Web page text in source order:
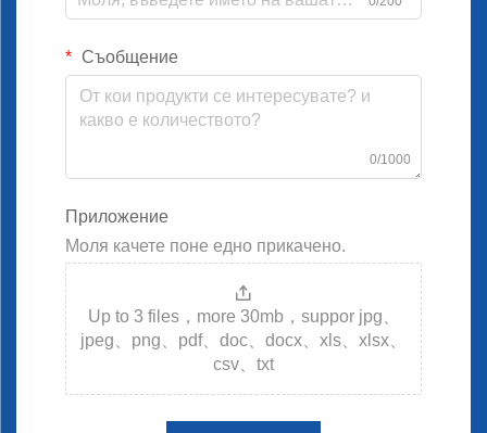
Съобщение
0/1000
Приложение
Моля качете поне едно прикачено.
Up to 3 files，more 30mb，suppor jpg、
jpeg、png、pdf、doc、docx、xls、xlsx、
csv、txt